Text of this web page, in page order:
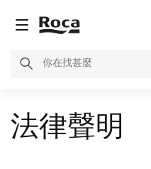
法律聲明